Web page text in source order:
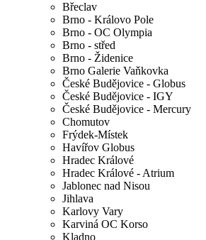
Břeclav
Brno - Královo Pole
Brno - OC Olympia
Brno - střed
Brno - Židenice
Brno Galerie Vaňkovka
České Budějovice - Globus
České Budějovice - IGY
České Budějovice - Mercury
Chomutov
Frýdek-Místek
Havířov Globus
Hradec Králové
Hradec Králové - Atrium
Jablonec nad Nisou
Jihlava
Karlovy Vary
Karviná OC Korso
Kladno